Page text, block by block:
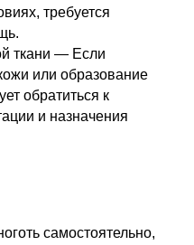
требуется
ткани — Если
или образование
обратиться к
и назначения
самостоятельно,